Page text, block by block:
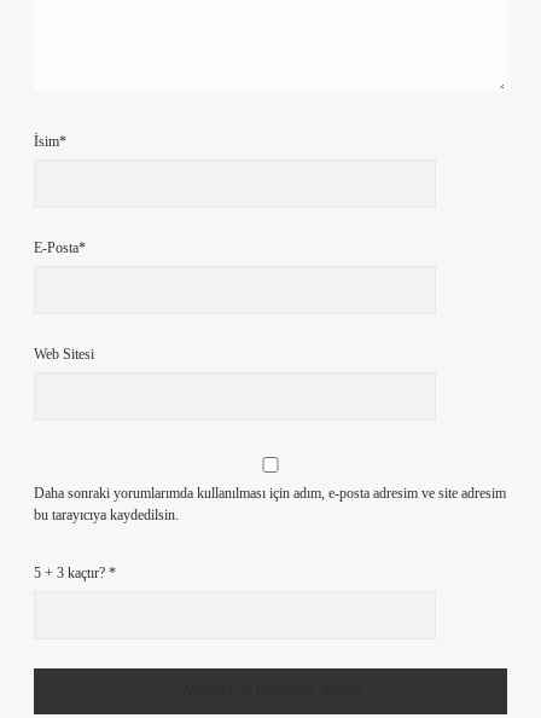
İsim*
E-Posta*
Web Sitesi
Daha sonraki yorumlarımda kullanılması için adım, e-posta adresim ve site adresim
bu tarayıcıya kaydedilsin.
5 + 3 kaçtır? *